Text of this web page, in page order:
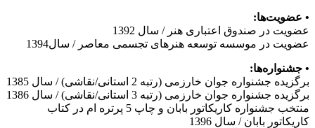
• عضویت‌ها:
عضویت در صندوق اعتباری هنر / سال 1392
عضویت در موسسه توسعه هنرهای تجسمی معاصر / سال1394
• جشنواره‌ها:
برگزیده جشنواره جوان خارزمی (رتبه 2 استانی/نقاشی) / سال 1385
برگزیده جشنواره جوان خارزمی (رتبه 3 استانی/نقاشی) / سال 1386
منتخب جشنواره کاریکاتور بابان و چاپ 5 پرتره ام در کتاب
کاریکاتور بابان / سال 1396